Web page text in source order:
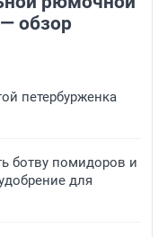
обзор
петербурженка
ботву помидоров и
для